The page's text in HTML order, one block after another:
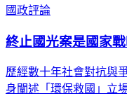
國政評論
終止國光案是國家
歷經數十年社會對抗與
身闡述「環保救國」立